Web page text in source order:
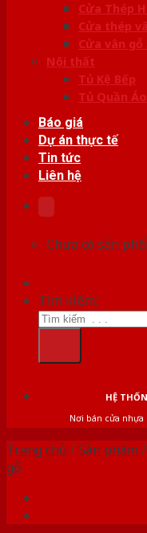
Cửa Thép
Cửa thép
Cửa vân gỗ
Nội thất
Tủ Kệ Bếp
Tủ Quần Áo
Báo giá
Dự án thực tế
Tin tức
Liên hệ
Chưa có sản
Tìm kiếm:
HỆ
Nơi bán cửa nhựa
Trang chủ /Sản phẩm /
gỗ